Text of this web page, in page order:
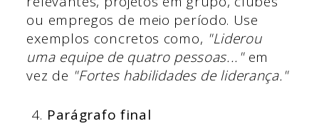
ou empregos de meio período. Use
exemplos concretos como, "Liderou
uma equipe de quatro pessoas..." em
vez de "Fortes habilidades de liderança."
Parágrafo final